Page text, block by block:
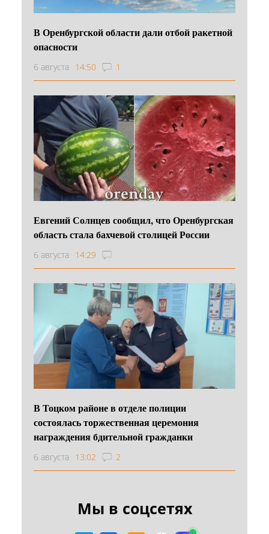
В Оренбургской области дали отбой ракетной
опасности
6 августа 14:50 1
Евгений Солнцев сообщил, что Оренбургская
область стала бахчевой столицей России
6 августа 14:29
В Тоцком районе в отделе полиции
состоялась торжественная церемония
награждения бдительной гражданки
6 августа 13:02 2
Мы в соцсетях